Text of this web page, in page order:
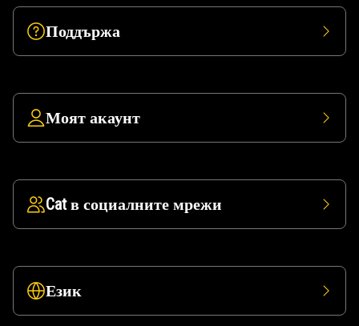
Поддържа
Моят акаунт
Cat в социалните мрежи
Език